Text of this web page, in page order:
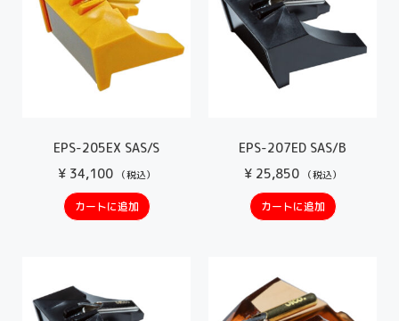
EPS-205EX SAS/S
¥34,100 （税込）
カートに追加
EPS-207ED SAS/B
¥25,850 （税込）
カートに追加